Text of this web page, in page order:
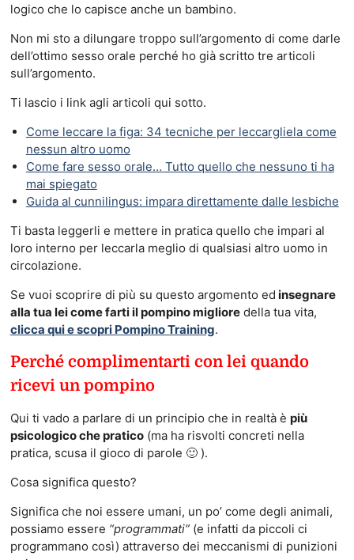
logico che lo capisce anche un bambino.
Non mi sto a dilungare troppo sull’argomento di come darle
dell’ottimo sesso orale perché ho già scritto tre articoli
sull’argomento.
Ti lascio i link agli articoli qui sotto.
Come leccare la figa: 34 tecniche per leccargliela come
nessun altro uomo
Come fare sesso orale… Tutto quello che nessuno ti ha
mai spiegato
Guida al cunnilingus: impara direttamente dalle lesbiche
Ti basta leggerli e mettere in pratica quello che impari al
loro interno per leccarla meglio di qualsiasi altro uomo in
circolazione.
Se vuoi scoprire di più su questo argomento ed insegnare
alla tua lei come farti il pompino miglioredella tua vita,
clicca qui e scopri Pompino Training.
Perché complimentarti con lei quando
ricevi un pompino
Qui ti vado a parlare di un principio che in realtà è più
psicologico che pratico(ma ha risvolti concreti nella
pratica, scusa il gioco di parole 🙂 ).
Cosa significa questo?
Significa che noi essere umani, un po’ come degli animali,
possiamo essere “programmati”(e infatti da piccoli ci
programmano così) attraverso dei meccanismi di punizioni